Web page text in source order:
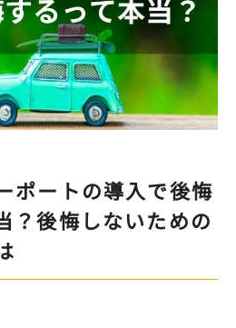
ポートの導入で後悔
？後悔しないための